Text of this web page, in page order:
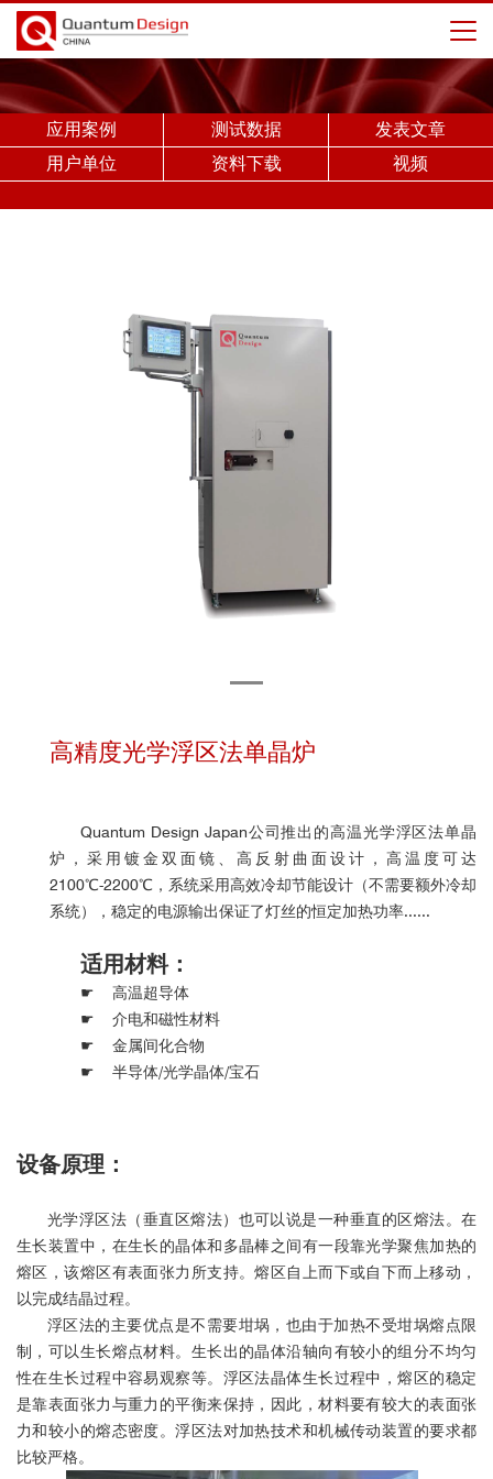
应用案例 测试数据
发表文章
用户单位
资料下载 视频
高精度光学浮区法单晶炉
Quantum Design Japan公司推出的高温光学浮区法单晶
炉，采用镀金双面镜、高反射曲面设计，高温度可达
2100℃-2200℃，系统采用高效冷却节能设计（不需要额外冷却
系统），稳定的电源输出保证了灯丝的恒定加热功率......
适用材料：
☛ 高温超导体
☛ 介电和磁性材料
☛ 金属间化合物
☛ 半导体/光学晶体/宝石
设备原理：
光学浮区法（垂直区熔法）也可以说是一种垂直的区熔法。在
生长装置中，在生长的晶体和多晶棒之间有一段靠光学聚焦加热的
熔区，该熔区有表面张力所支持。熔区自上而下或自下而上移动，
以完成结晶过程。
浮区法的主要优点是不需要坩埚，也由于加热不受坩埚熔点限
制，可以生长熔点材料。生长出的晶体沿轴向有较小的组分不均匀
性在生长过程中容易观察等。浮区法晶体生长过程中，熔区的稳定
是靠表面张力与重力的平衡来保持，因此，材料要有较大的表面张
力和较小的熔态密度。浮区法对加热技术和机械传动装置的要求都
比较严格。